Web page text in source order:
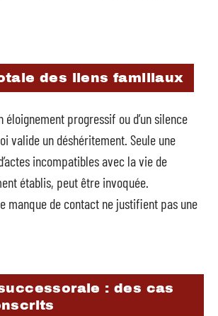
des liens familiaux
éloignement progressif ou d’un silence
valide un déshéritement. Seule une
incompatibles avec la vie de
établis, peut être invoquée.
manque de contact ne justifient pas une
: des cas